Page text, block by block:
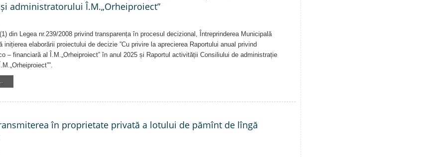
administratorului Î.M.„Orheiproiect”
din Legea nr.239/2008 privind transparența în procesul decizional, Întreprinderea Municipală
inițierea elaborării proiectului de decizie ”Cu privire la aprecierea Raportului anual privind
– financiară al Î.M.„Orheiproiect” în anul 2025 și Raportul activității Consiliului de administrație
în proprietate privată a lotului de pămînt de lîngă